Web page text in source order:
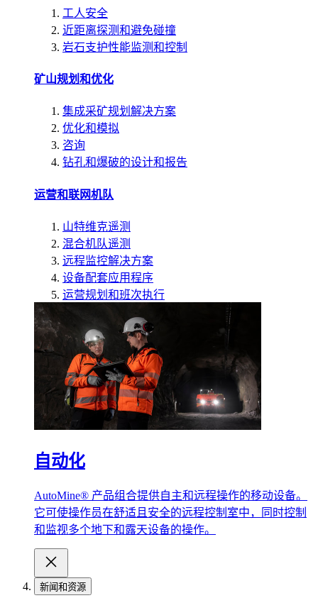
工人安全
近距离探测和避免碰撞
岩石支护性能监测和控制
矿山规划和优化
集成采矿规划解决方案
优化和模拟
咨询
钻孔和爆破的设计和报告
运营和联网机队
山特维克遥测
混合机队遥测
远程监控解决方案
设备配套应用程序
运营规划和班次执行
自动化
AutoMine® 产品组合提供自主和远程操作的移动设备。
它可使操作员在舒适且安全的远程控制室中，同时控制
和监视多个地下和露天设备的操作。
新闻和资源